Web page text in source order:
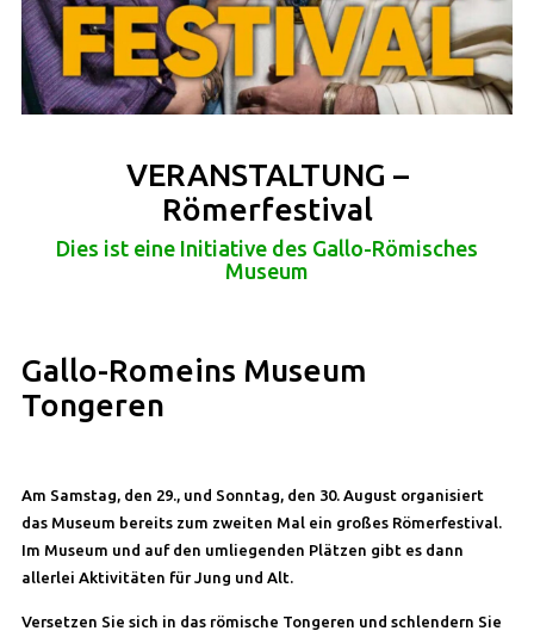
VERANSTALTUNG –
Römerfestival
Dies ist eine Initiative des Gallo-Römisches
Museum
Gallo-Romeins Museum
Tongeren
Am Samstag, den 29., und Sonntag, den 30. August organisiert
das Museum bereits zum zweiten Mal ein großes Römerfestival.
Im Museum und auf den umliegenden Plätzen gibt es dann
allerlei Aktivitäten für Jung und Alt.
Versetzen Sie sich in das römische Tongeren und schlendern Sie